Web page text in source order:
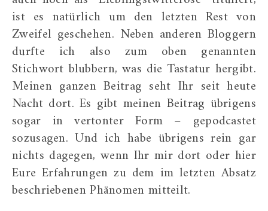
ist es natürlich um den letzten Rest von
Zweifel geschehen. Neben anderen Bloggern
durfte ich also zum oben genannten
Stichwort blubbern, was die Tastatur hergibt.
Meinen ganzen Beitrag seht Ihr seit heute
Nacht dort. Es gibt meinen Beitrag übrigens
sogar in vertonter Form – gepodcastet
sozusagen. Und ich habe übrigens rein gar
nichts dagegen, wenn Ihr mir dort oder hier
Eure Erfahrungen zu dem im letzten Absatz
beschriebenen Phänomen mitteilt.